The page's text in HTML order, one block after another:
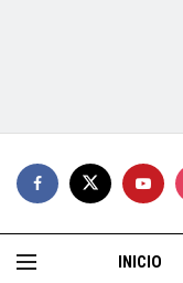
INICIO